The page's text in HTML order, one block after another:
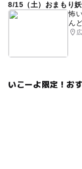
8/15（土）おまもり
怖
ん
いこーよ限定！お